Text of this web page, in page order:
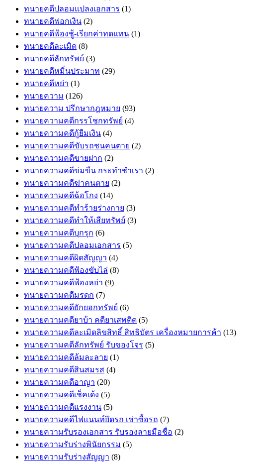
ทนายคดีปลอมแปลงเอกสาร (1)
ทนายคดีฟอกเงิน (2)
ทนายคดีฟ้องชู้-เรียกค่าทดแทน (1)
ทนายคดีละเมิด (8)
ทนายคดีลักทรัพย์ (3)
ทนายคดีหมิ่นประมาท (29)
ทนายคดีหย่า (1)
ทนายความ (126)
ทนายความ ปรึกษากฎหมาย (93)
ทนายความคดีกรรโชกทรัพย์ (4)
ทนายความคดีกู้ยืมเงิน (4)
ทนายความคดีขับรถชนคนตาย (2)
ทนายความคดีขายฝาก (2)
ทนายความคดีข่มขืน กระทำชำเรา (2)
ทนายความคดีฆ่าคนตาย (2)
ทนายความคดีฉ้อโกง (14)
ทนายความคดีทำร้ายร่างกาย (3)
ทนายความคดีทำให้เสียทรัพย์ (3)
ทนายความคดีบุกรุก (6)
ทนายความคดีปลอมเอกสาร (5)
ทนายความคดีผิดสัญญา (4)
ทนายความคดีฟ้องขับไล่ (8)
ทนายความคดีฟ้องหย่า (9)
ทนายความคดีมรดก (7)
ทนายความคดียักยอกทรัพย์ (6)
ทนายความคดียาบ้า คดียาเสพติด (5)
ทนายความคดีละเมิดลิขสิทธิ์ สิทธิบัตร เครื่องหมายการค้า (13)
ทนายความคดีลักทรัพย์ รับของโจร (5)
ทนายความคดีล้มละลาย (1)
ทนายความคดีสินสมรส (4)
ทนายความคดีอาญา (20)
ทนายความคดีเช็คเด้ง (5)
ทนายความคดีแรงงาน (5)
ทนายความคดีไฟแนนท์ยึดรถ เช่าซื้อรถ (7)
ทนายความรับรองเอกสาร รับรองลายมือชื่อ (2)
ทนายความรับร่างพินัยกรรม (5)
ทนายความรับร่างสัญญา (8)